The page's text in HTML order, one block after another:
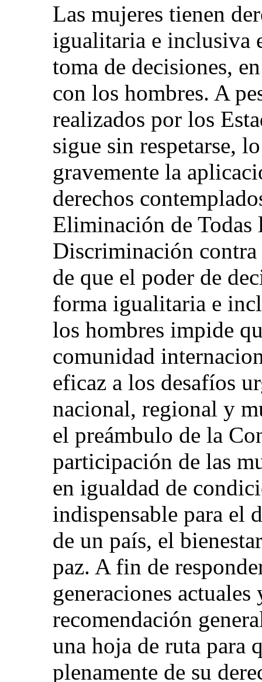
Las mujeres tienen
igualitaria e inclusiva
toma de decisiones,
con los hombres. A
realizados por los
sigue sin respetarse,
gravemente la
derechos
Eliminación de Todas
Discriminación
de que el poder de
forma igualitaria e
los hombres impide
comunidad
eficaz a los desafíos
nacional, regional y
el preámbulo de la
participación de las
en igualdad de
indispensable para el
de un país, el
paz. A fin de
generaciones
recomendación
una hoja de ruta para
plenamente de su